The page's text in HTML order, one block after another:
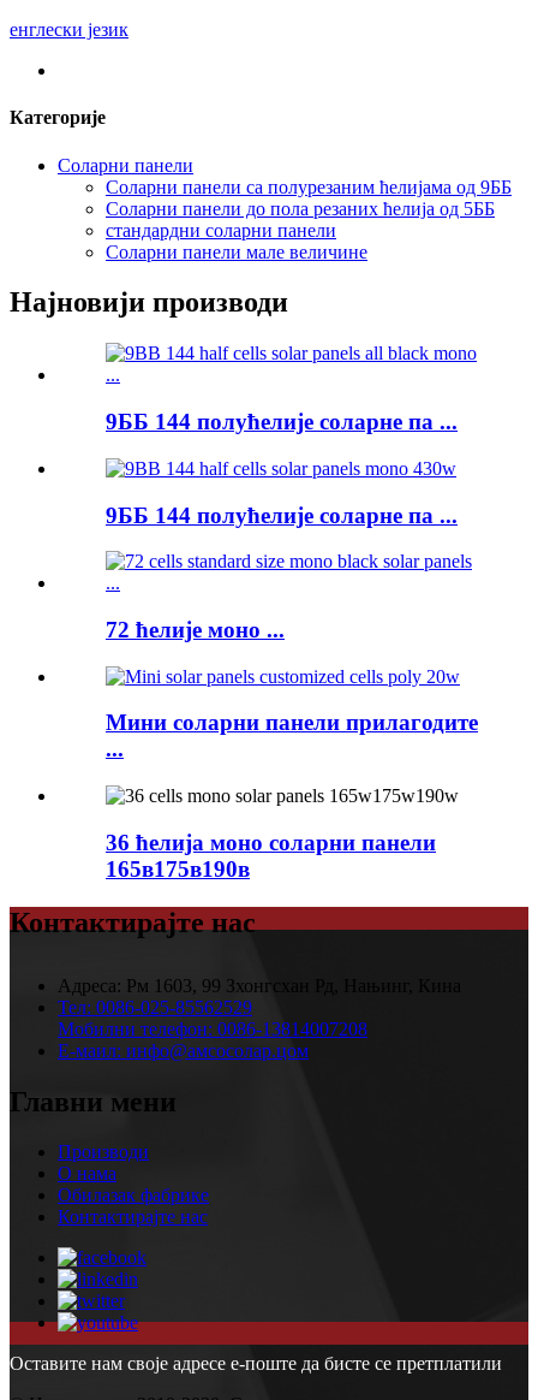
енглески језик
Категорије
Соларни панели
Соларни панели са полурезаним ћелијама од 9ББ
Соларни панели до пола резаних ћелија од 5ББ
стандардни соларни панели
Соларни панели мале величине
Најновији производи
9ББ 144 полућелије соларне па ...
9ББ 144 полућелије соларне па ...
72 ћелије моно ...
Мини соларни панели прилагодите
...
36 ћелија моно соларни панели
165в175в190в
Контактирајте нас
Адреса: Рм 1603, 99 Зхонгсхан Рд, Нањинг, Кина
Тел: 0086-025-85562529
Мобилни телефон: 0086-13814007208
Е-маил: инфо@амсосолар.цом
Главни мени
Производи
О нама
Обилазак фабрике
Контактирајте нас
Оставите нам своје адресе е-поште да бисте се претплатили